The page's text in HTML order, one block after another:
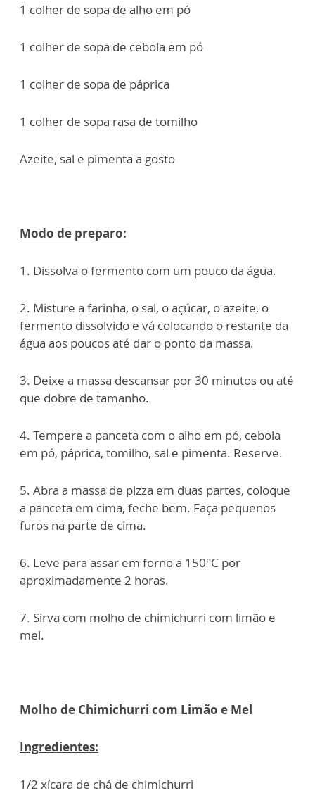
1 colher de sopa de alho em pó
1 colher de sopa de cebola em pó
1 colher de sopa de páprica
1 colher de sopa rasa de tomilho
Azeite, sal e pimenta a gosto
Modo de preparo:
1. Dissolva o fermento com um pouco da água.
2. Misture a farinha, o sal, o açúcar, o azeite, o
fermento dissolvido e vá colocando o restante da
água aos poucos até dar o ponto da massa.
3. Deixe a massa descansar por 30 minutos ou até
que dobre de tamanho.
4. Tempere a panceta com o alho em pó, cebola
em pó, páprica, tomilho, sal e pimenta. Reserve.
5. Abra a massa de pizza em duas partes, coloque
a panceta em cima, feche bem. Faça pequenos
furos na parte de cima.
6. Leve para assar em forno a 150°C por
aproximadamente 2 horas.
7. Sirva com molho de chimichurri com limão e
mel.
Molho de Chimichurri com Limão e Mel
Ingredientes:
1/2 xícara de chá de chimichurri